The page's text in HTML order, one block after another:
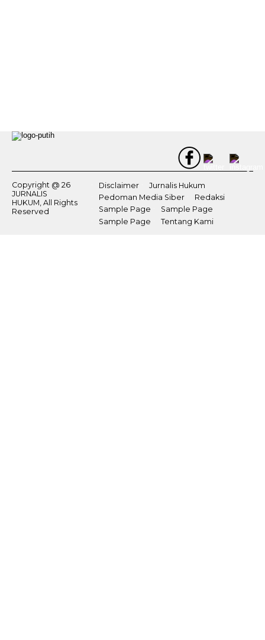
Copyright @ 26
JURNALIS
HUKUM, All Rights
Reserved
Disclaimer
Jurnalis Hukum
Pedoman Media Siber
Redaksi
Sample Page
Sample Page
Sample Page
Tentang Kami